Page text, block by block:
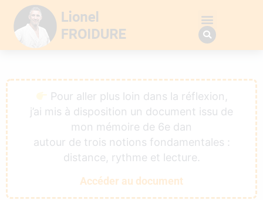
Pour aller plus loin dans la réflexion,
j’ai mis à disposition un document issu de
mon mémoire de 6e dan
autour de trois notions fondamentales :
distance, rythme et lecture.
Accéder au document